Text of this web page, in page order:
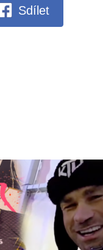
Sdílet